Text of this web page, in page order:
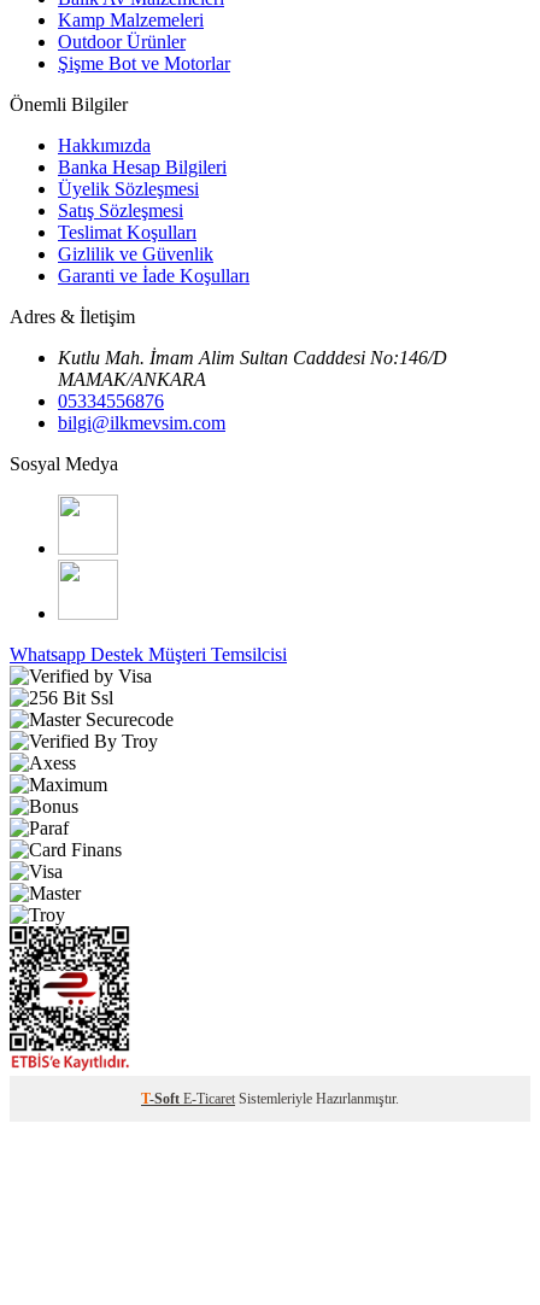
Kamp Malzemeleri
Outdoor Ürünler
Şişme Bot ve Motorlar
Önemli Bilgiler
Hakkımızda
Banka Hesap Bilgileri
Üyelik Sözleşmesi
Satış Sözleşmesi
Teslimat Koşulları
Gizlilik ve Güvenlik
Garanti ve İade Koşulları
Adres & İletişim
Kutlu Mah. İmam Alim Sultan Cadddesi No:146/D
MAMAK/ANKARA
05334556876
bilgi@ilkmevsim.com
Sosyal Medya
Whatsapp Destek Müşteri Temsilcisi
T-Soft E-Ticaret Sistemleriyle Hazırlanmıştır.